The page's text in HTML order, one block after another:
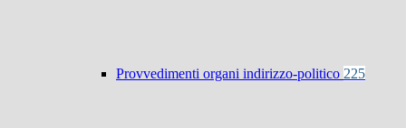
Provvedimenti organi indirizzo-politico 225